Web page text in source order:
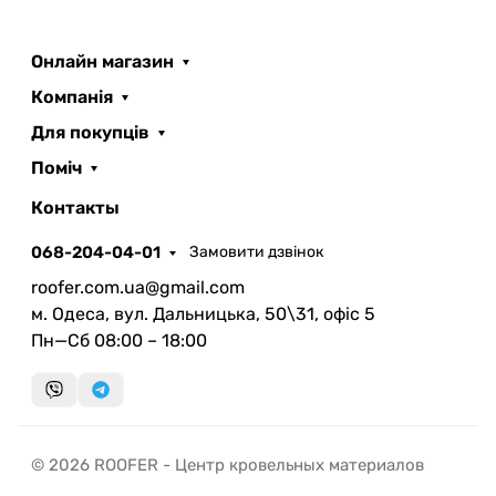
Онлайн магазин
Компанія
Для покупців
Поміч
Контакты
068-204-04-01 Замовити дзвінок
roofer.com.ua@gmail.com
м. Одеса, вул. Дальницька, 50\31, офіс 5
Пн—Сб 08:00 – 18:00
© 2026 ROOFER - Центр кровельных материалов
миттєвий зворотний виклик